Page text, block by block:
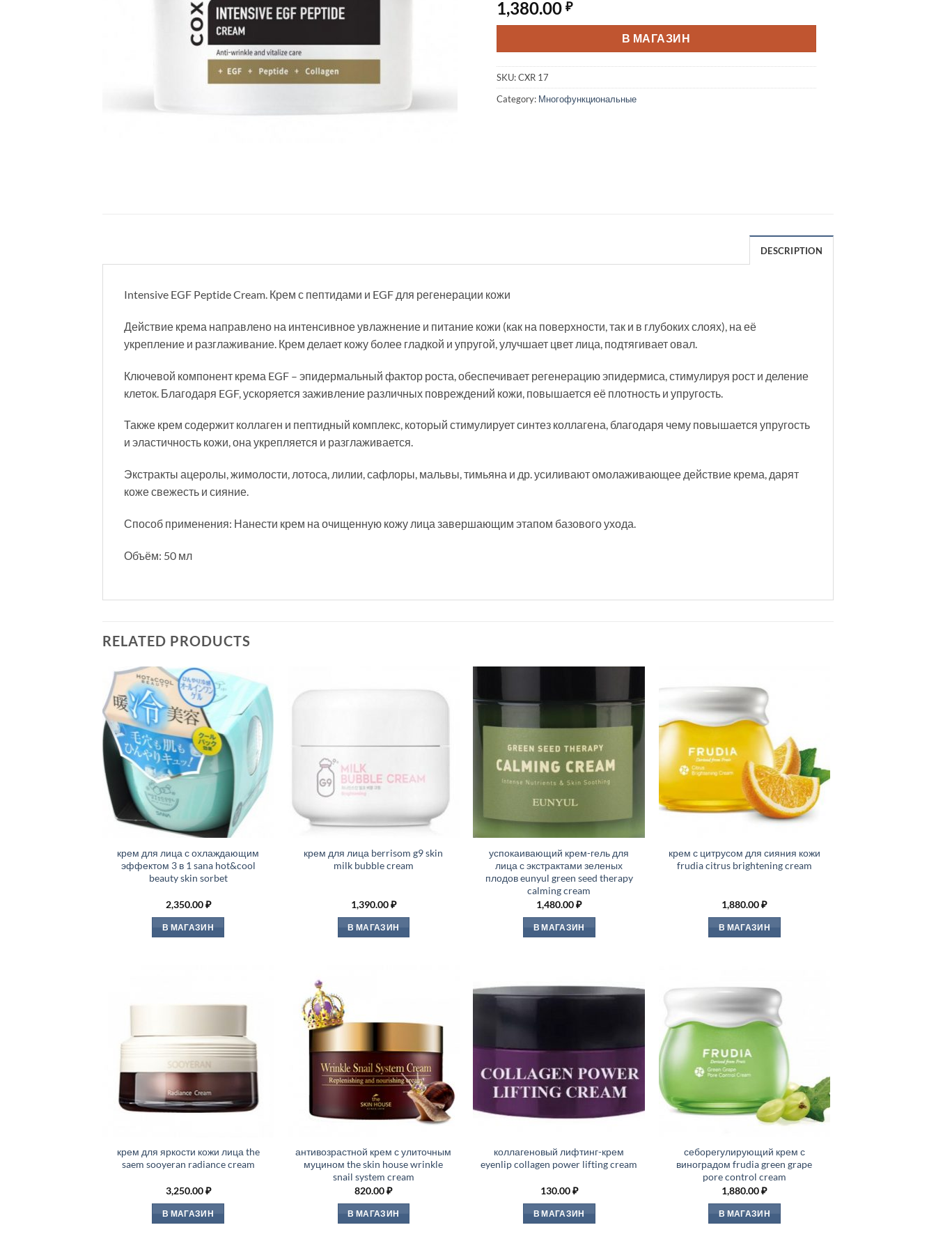
1,380.00 ₽
В МАГАЗИН
SKU:CXR 17
Category: Многофункциональные
DESCRIPTION
Intensive EGF Peptide Cream. Крем с пептидами и EGF для регенерации кожи
Действие крема направлено на интенсивное увлажнение и питание кожи (как на поверхности, так и в глубоких слоях), на её
укрепление и разглаживание. Крем делает кожу более гладкой и упругой, улучшает цвет лица, подтягивает овал.
Ключевой компонент крема EGF – эпидермальный фактор роста, обеспечивает регенерацию эпидермиса, стимулируя рост и деление
клеток. Благодаря EGF, ускоряется заживление различных повреждений кожи, повышается её плотность и упругость.
Также крем содержит коллаген и пептидный комплекс, который стимулирует синтез коллагена, благодаря чему повышается упругость
и эластичность кожи, она укрепляется и разглаживается.
Экстракты ацеролы, жимолости, лотоса, лилии, сафлоры, мальвы, тимьяна и др. усиливают омолаживающее действие крема, дарят
коже свежесть и сияние.
Способ применения: Нанести крем на очищенную кожу лица завершающим этапом базового ухода.
Объём: 50 мл
RELATED PRODUCTS
крем для лица с охлаждающим
эффектом 3 в 1 sana hot&cool
beauty skin sorbet
2,350.00₽
В МАГАЗИН
крем для лица berrisom g9 skin
milk bubble cream
1,390.00₽
В МАГАЗИН
успокаивающий крем-гель для
лица с экстрактами зеленых
плодов eunyul green seed therapy
calming cream
1,480.00₽
В МАГАЗИН
крем с цитрусом для сияния кожи
frudia citrus brightening cream
1,880.00₽
В МАГАЗИН
крем для яркости кожи лица the
saem sooyeran radiance cream
3,250.00₽
В МАГАЗИН
антивозрастной крем с улиточным
муцином the skin house wrinkle
snail system cream
820.00₽
В МАГАЗИН
коллагеновый лифтинг-крем
eyenlip collagen power lifting cream
130.00₽
В МАГАЗИН
себорегулирующий крем с
виноградом frudia green grape
pore control cream
1,880.00₽
В МАГАЗИН